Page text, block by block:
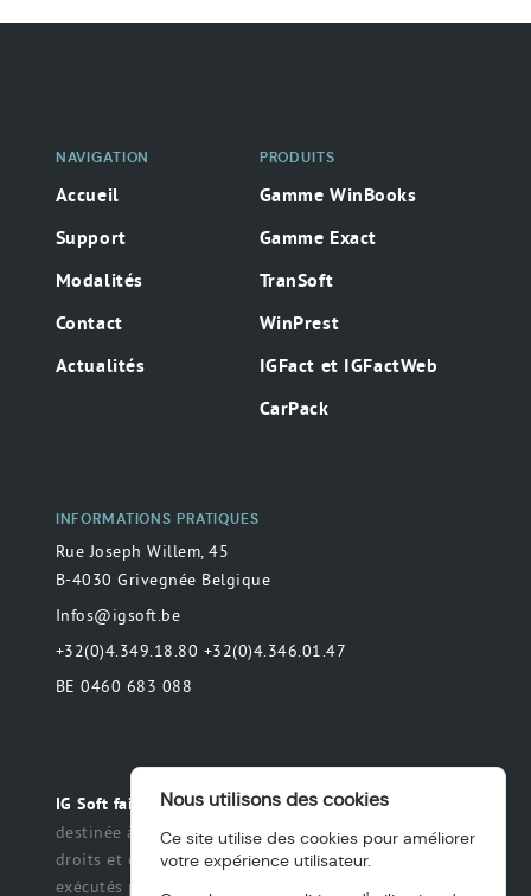
Navigation
NAVIGATION
Accueil
Support
Modalités
Contact
Actualités
PRODUITS
Gamme WinBooks
Gamme Exact
TranSoft
WinPrest
IGFact et IGFactWeb
CarPack
INFORMATIONS PRATIQUES
Rue Joseph Willem, 45
B-4030 Grivegnée Belgique
Infos@igsoft.be
+32(0)4.349.18.80 +32(0)4.346.01.47
BE 0460 683 088
IG Soft fait partie du groupe MAS. Toute déclaration
destinée à préciser ou de délimiter le champ des
droits et des obligations qui peuvent être exercés et
exécutés par les parties dans une relation légale.
Nous utilisons des cookies
Ce site utilise des cookies pour améliorer
votre expérience utilisateur.